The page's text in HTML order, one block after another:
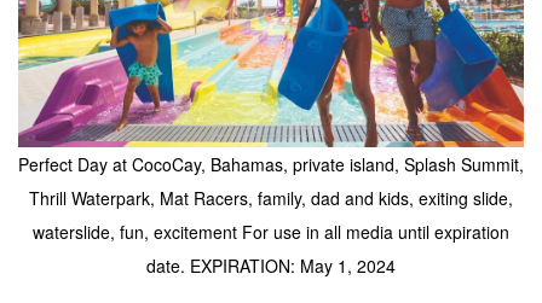
Perfect Day at CocoCay, Bahamas, private island, Splash Summit,
Thrill Waterpark, Mat Racers, family, dad and kids, exiting slide,
waterslide, fun, excitement For use in all media until expiration
date. EXPIRATION: May 1, 2024